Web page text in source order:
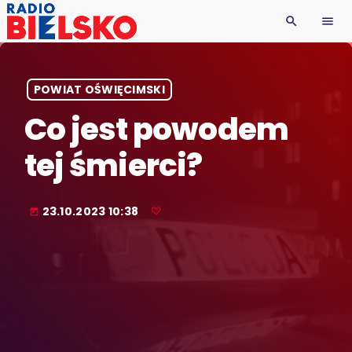
search menu
POWIAT OŚWIĘCIMSKI
Co jest powodem
tej śmierci?
today 23.10.2023 10:38